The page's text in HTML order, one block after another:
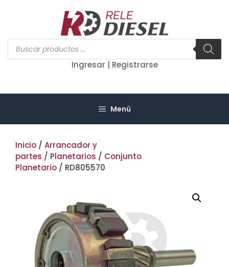
Búsqueda
de
productos
Ingresar | Registrarse
Menú
Inicio / Arrancador y
partes / Planetarios / Conjunto
Planetario / RD805570